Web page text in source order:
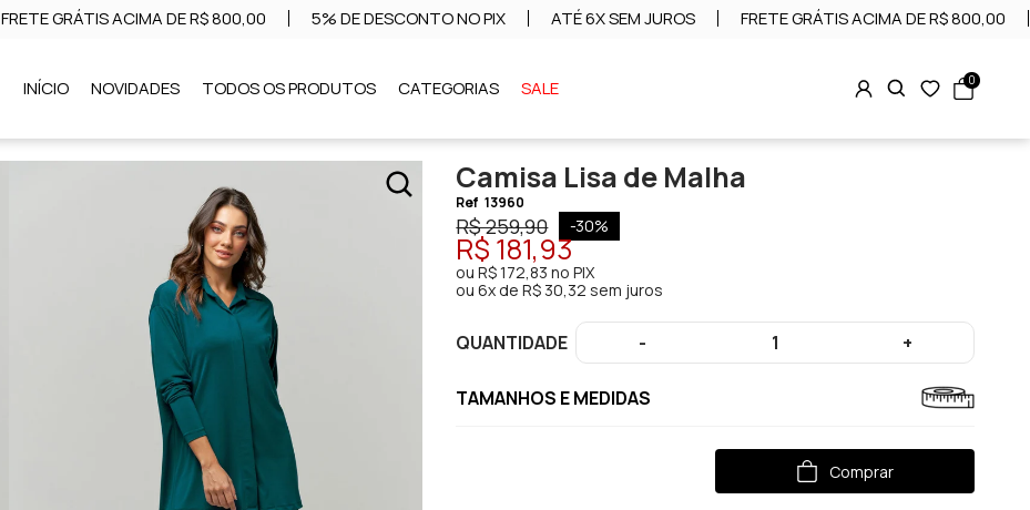
FRETE GRÁTIS ACIMA DE R$ 800,00 5% DE DESCONTO NO PIX ATÉ 6X SEM JUROS FRETE GRÁTIS ACIMA DE R$ 800,00
INÍCIO NOVIDADES TODOS OS PRODUTOS CATEGORIAS SALE 0
Camisa Lisa de Malha
Ref 13960
R$ 259,90 -30%
R$ 181,93
ouR$ 172,83 no PIX
ou6x de R$ 30,32 sem juros
QUANTIDADE - 1 +
TAMANHOS E MEDIDAS
Comprar